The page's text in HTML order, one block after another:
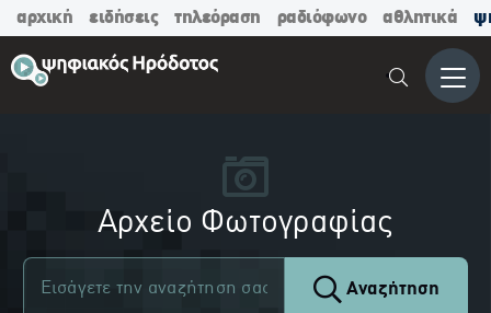
αρχική ειδήσεις τηλεόραση ραδιόφωνο αθλητικά
Μενού
Αρχείο Φωτογραφίας
Αναζήτηση